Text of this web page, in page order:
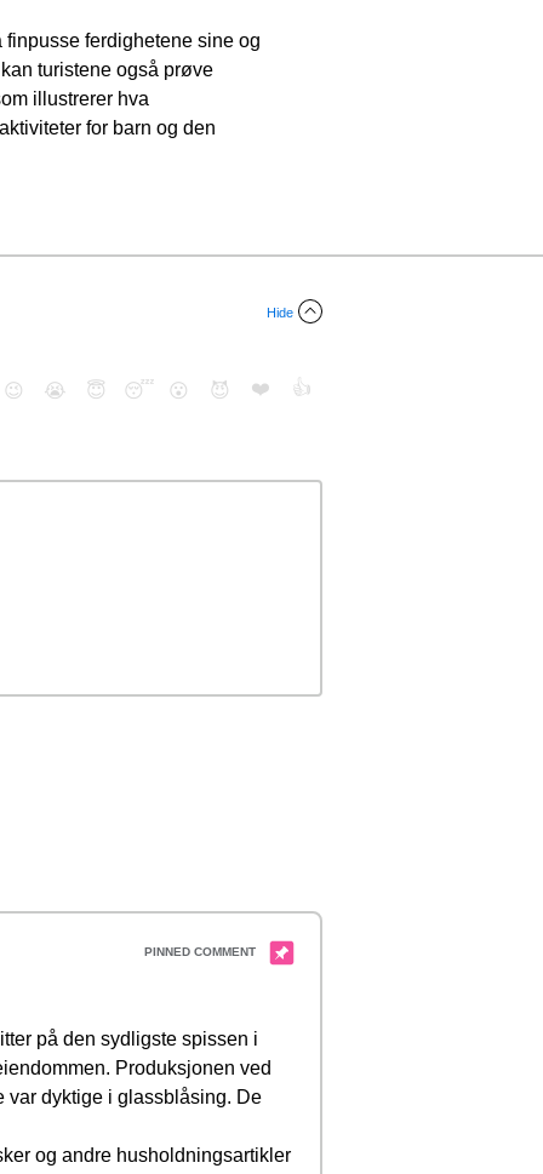
finpusse ferdighetene sine og
turistene også prøve
illustrerer hva
for barn og den
Hide
😉 😭 😇 😴 😮 😈 ❤️ 👍
på den sydligste spissen i
Produksjonen ved
var dyktige i glassblåsing. De
og andre husholdningsartikler